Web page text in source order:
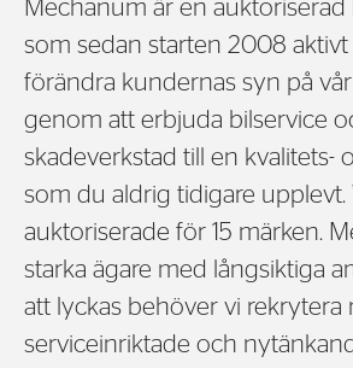
Mechanum är en auktoriserad
som sedan starten 2008
förändra kundernas syn på
genom att erbjuda bilservice
skadeverkstad till en kvalitets-
som du aldrig tidigare upplevt.
auktoriserade för 15 märken.
starka ägare med långsiktiga
att lyckas behöver vi rekrytera
serviceinriktade och